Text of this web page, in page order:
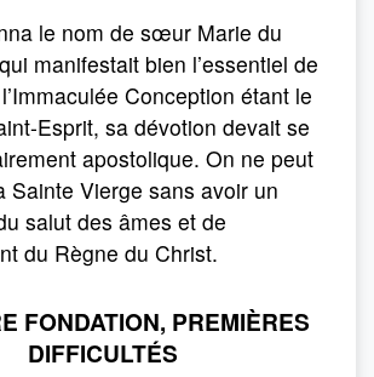
le nom de sœur Marie du
manifestait bien l’essentiel de
Conception étant le
Esprit, sa dévotion devait se
apostolique. On ne peut
Sainte Vierge sans avoir un
salut des âmes et de
du Règne du Christ.
FONDATION, PREMIÈRES
DIFFICULTÉS